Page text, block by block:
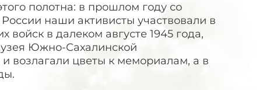
полотна: в прошлом году со
наши активисты участвовали в
войск в далеком августе 1945 года,
Южно-Сахалинской
возлагали цветы к мемориалам, а в